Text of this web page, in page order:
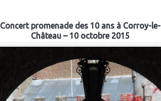
Concert promenade des 10 ans à Corroy-le-
Château – 10 octobre 2015